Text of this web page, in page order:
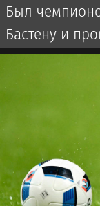
Был
Бастену и
новым